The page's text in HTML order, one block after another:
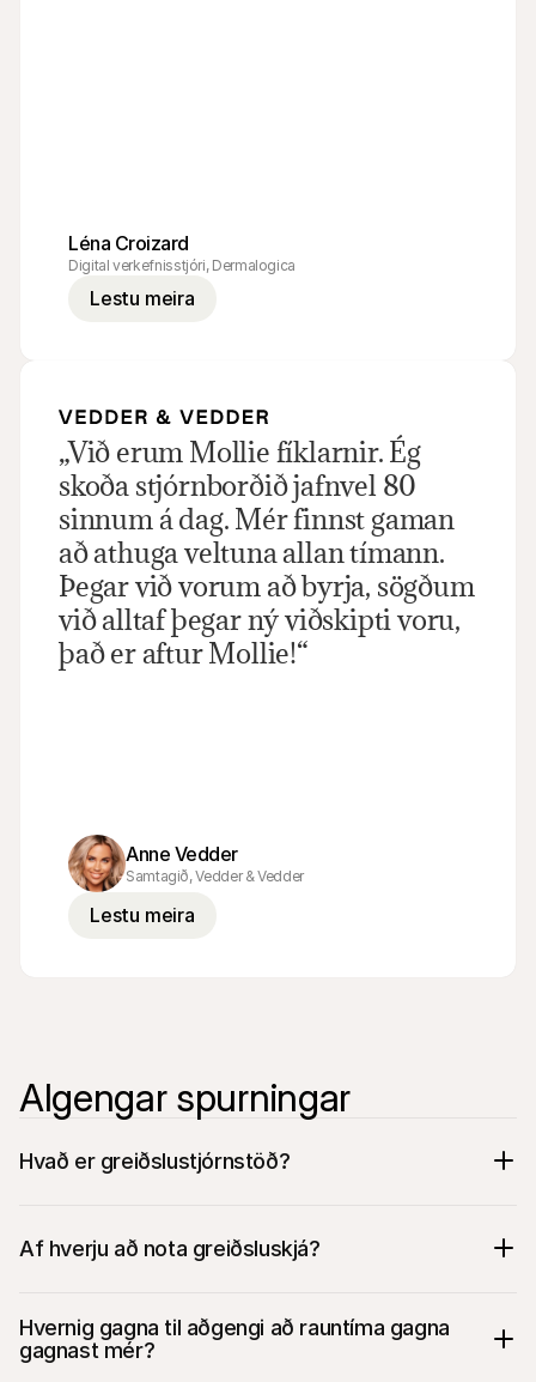
Léna Croizard
Digital verkefnisstjóri, Dermalogica
Lestu meira
„Við erum Mollie fíklarnir. Ég
skoða stjórnborðið jafnvel 80
sinnum á dag. Mér finnst gaman
að athuga veltuna allan tímann.
Þegar við vorum að byrja, sögðum
við alltaf þegar ný viðskipti voru,
það er aftur Mollie!“
Anne Vedder
Samtagið, Vedder & Vedder
Lestu meira
Algengar spurningar
Hvað er greiðslustjórnstöð?
Af hverju að nota greiðsluskjá?
Hvernig gagna til aðgengi að rauntíma gagna
gagnast mér?